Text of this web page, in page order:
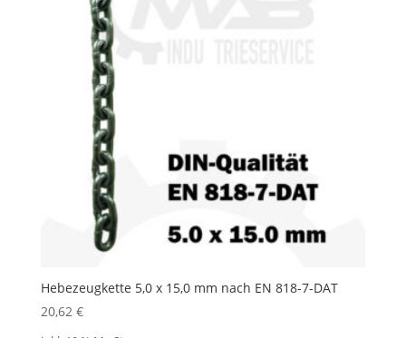
Hebezeugkette 5,0 x 15,0 mm nach EN 818-7-DAT
20,62 €